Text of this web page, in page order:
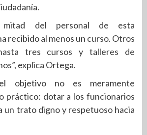
del personal de esta
recibido al menos un curso. Otros
tres cursos y talleres de
explica Ortega.
objetivo no es meramente
práctico: dotar a los funcionarios
un trato digno y respetuoso hacia